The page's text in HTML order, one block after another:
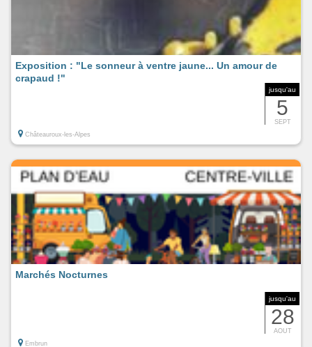
jusqu'au
5
SEPT
Exposition : "Le sonneur à ventre jaune... Un amour de
crapaud !"
Châteauroux-les-Alpes
jusqu'au
28
AOUT
Marchés Nocturnes
Embrun